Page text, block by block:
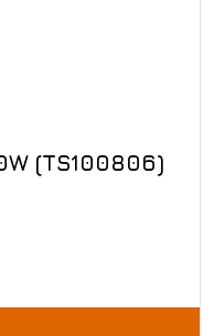
(TS100806)